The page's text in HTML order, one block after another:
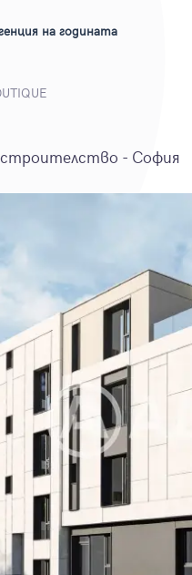
на годината
- София